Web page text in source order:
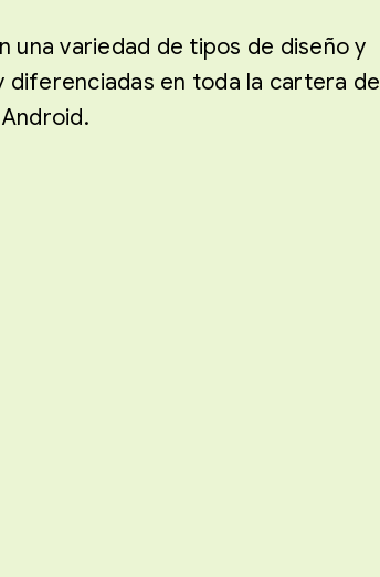
una variedad de tipos de diseño y
diferenciadas en toda la cartera de